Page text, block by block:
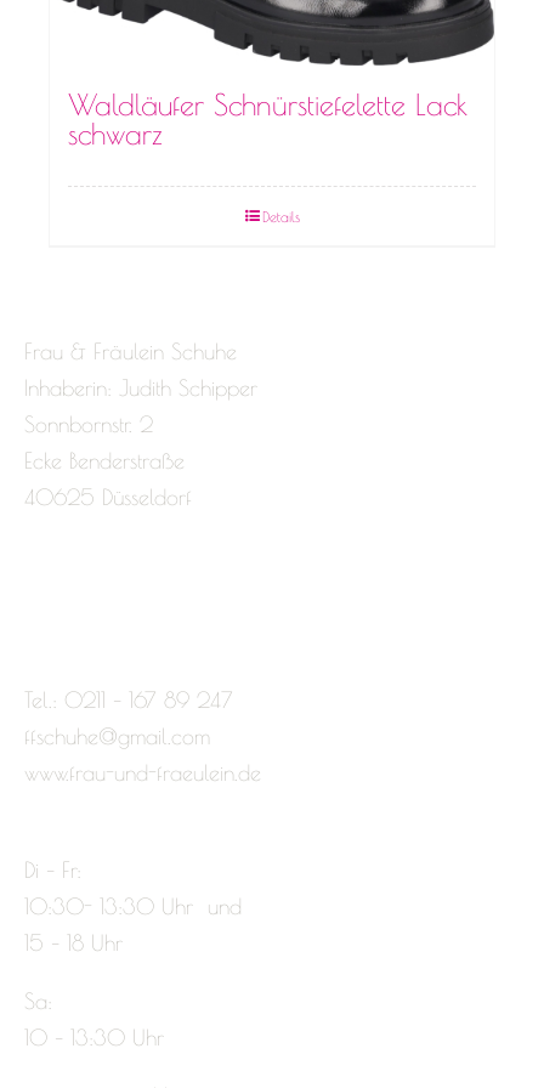
Waldläufer Schnürstiefelette Lack
schwarz
Details
Frau & Fräulein Schuhe
Inhaberin: Judith Schipper
Sonnbornstr. 2
Ecke Benderstraße
40625 Düsseldorf
Tel.: 0211 – 167 89 247
ffschuhe@gmail.com
www.frau-und-fraeulein.de
Di – Fr:
10:30- 13:30 Uhr und
15 – 18 Uhr
Sa:
10 – 13:30 Uhr